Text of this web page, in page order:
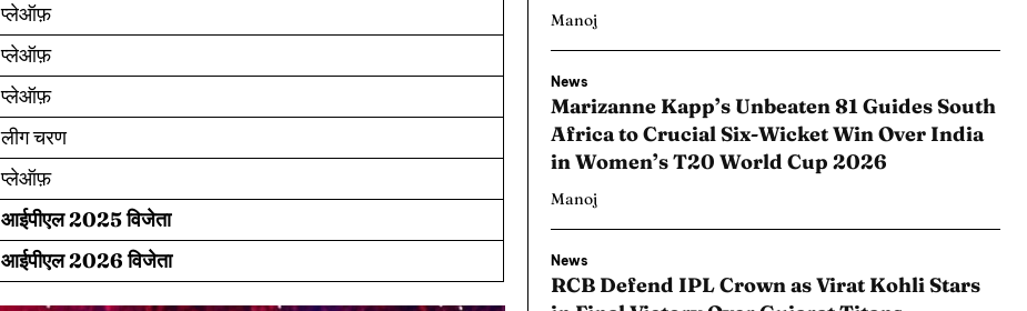
प्लेऑफ़
प्लेऑफ़
प्लेऑफ़
लीग चरण
प्लेऑफ़
आईपीएल 2025 विजेता
आईपीएल 2026 विजेता
Manoj
News
Marizanne Kapp’s Unbeaten 81 Guides South
Africa to Crucial Six-Wicket Win Over India
in Women’s T20 World Cup 2026
Manoj
News
RCB Defend IPL Crown as Virat Kohli Stars